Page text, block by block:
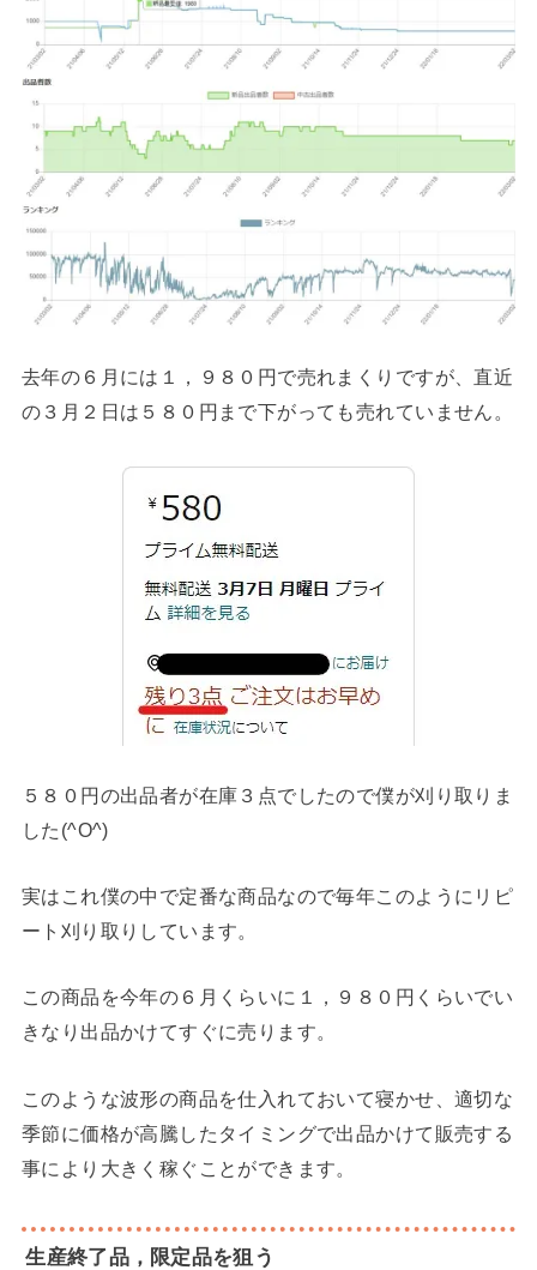
去年の６月には１，９８０円で売れまくりですが、直近
の３月２日は５８０円まで下がっても売れていません。
５８０円の出品者が在庫３点でしたので僕が刈り取りま
した(^O^)
実はこれ僕の中で定番な商品なので毎年このようにリピ
ート刈り取りしています。
この商品を今年の６月くらいに１，９８０円くらいでい
きなり出品かけてすぐに売ります。
このような波形の商品を仕入れておいて寝かせ、適切な
季節に価格が高騰したタイミングで出品かけて販売する
事により大きく稼ぐことができます。
生産終了品，限定品を狙う